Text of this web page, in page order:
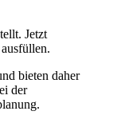
Jetzt
bieten daher
der